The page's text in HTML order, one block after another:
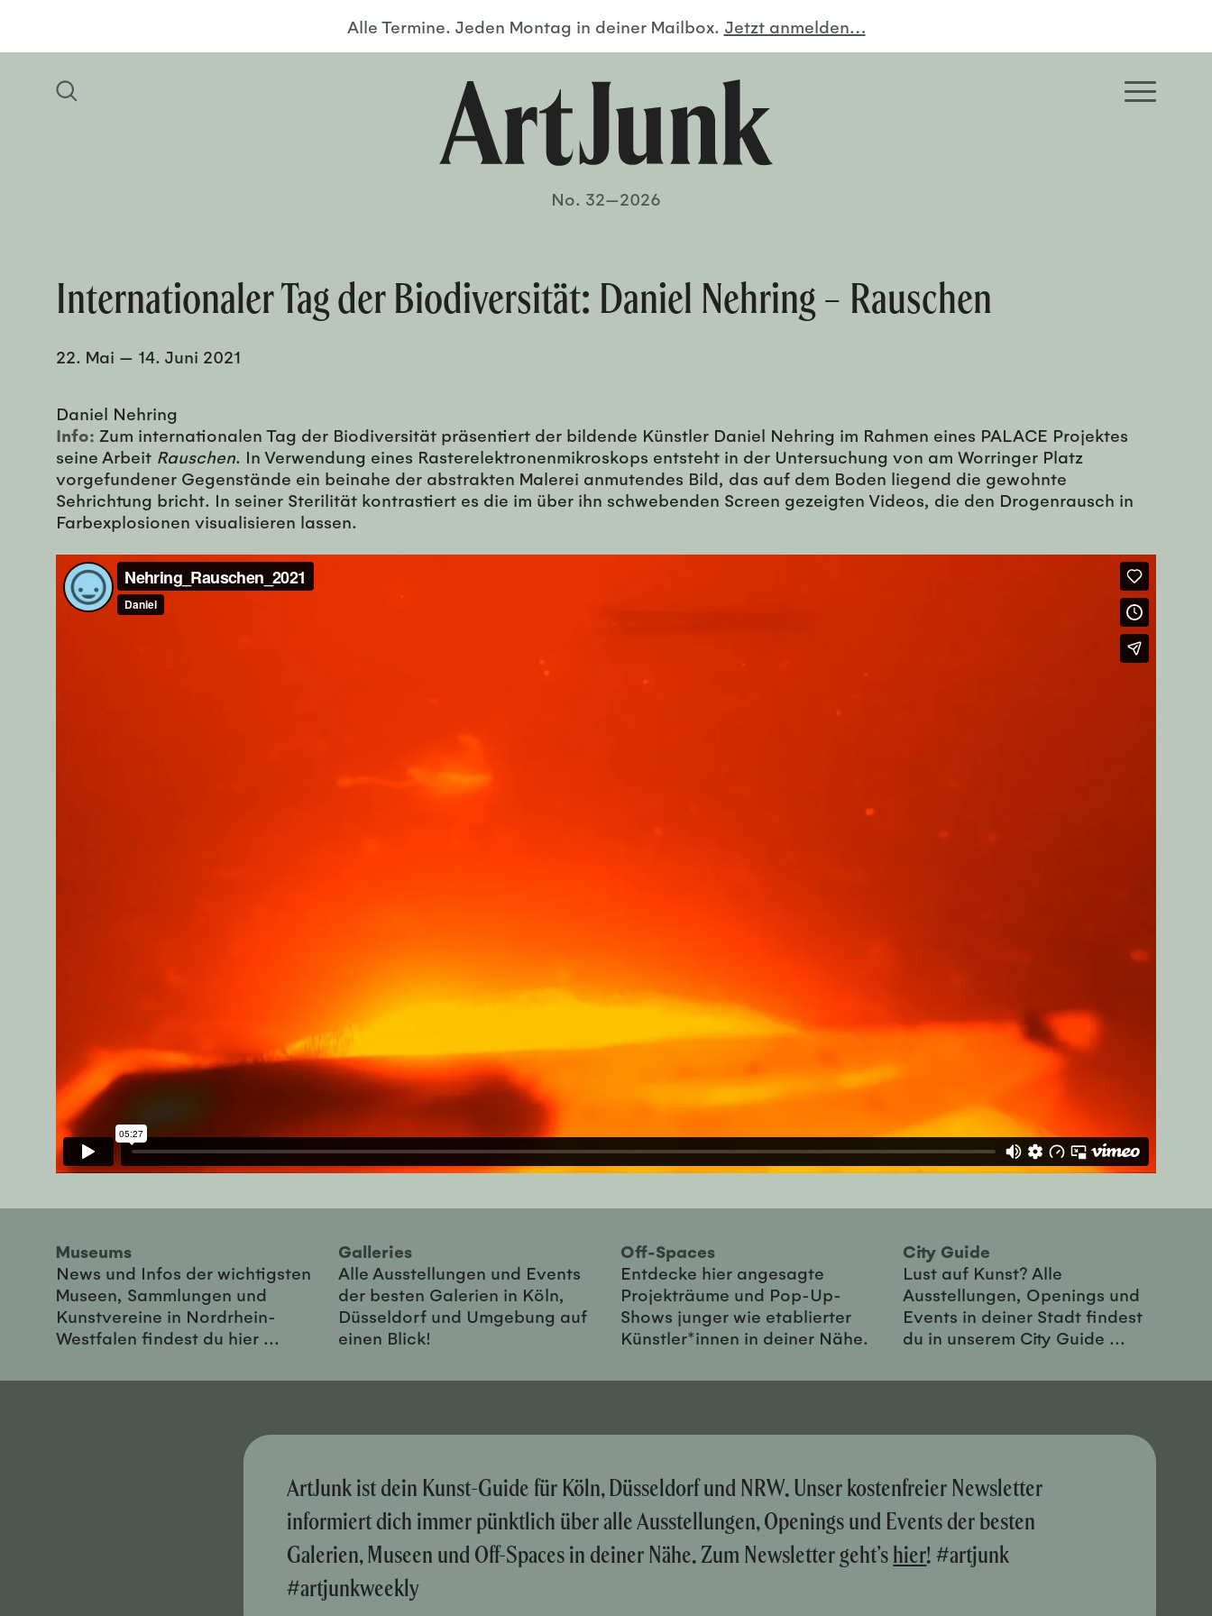
Alle Termine. Jeden Montag in deiner Mailbox. Jetzt anmelden…
No. 32—2026
Internationaler Tag der Biodiversität: Daniel Nehring – Rauschen
22. Mai — 14. Juni 2021
Daniel Nehring
Info: Zum internationalen Tag der Biodiversität präsentiert der bildende Künstler Daniel Nehring im Rahmen eines PALACE Projektes
seine Arbeit Rauschen. In Verwendung eines Rasterelektronenmikroskops entsteht in der Untersuchung von am Worringer Platz
vorgefundener Gegenstände ein beinahe der abstrakten Malerei anmutendes Bild, das auf dem Boden liegend die gewohnte
Sehrichtung bricht. In seiner Sterilität kontrastiert es die im über ihn schwebenden Screen gezeigten Videos, die den Drogenrausch in
Farbexplosionen visualisieren lassen.
Museums
News und Infos der wichtigsten
Museen, Sammlungen und
Kunstvereine in Nordrhein-
Westfalen findest du hier ...
Galleries
Alle Ausstellungen und Events
der besten Galerien in Köln,
Düsseldorf und Umgebung auf
einen Blick!
Off-Spaces
Entdecke hier angesagte
Projekträume und Pop-Up-
Shows junger wie etablierter
Künstler*innen in deiner Nähe.
City Guide
Lust auf Kunst? Alle
Ausstellungen, Openings und
Events in deiner Stadt findest
du in unserem City Guide ...
ArtJunk ist dein Kunst-Guide für Köln, Düsseldorf und NRW. Unser kostenfreier Newsletter
informiert dich immer pünktlich über alle Ausstellungen, Openings und Events der besten
Galerien, Museen und Off-Spaces in deiner Nähe. Zum Newsletter geht’shier! #artjunk
#artjunkweekly